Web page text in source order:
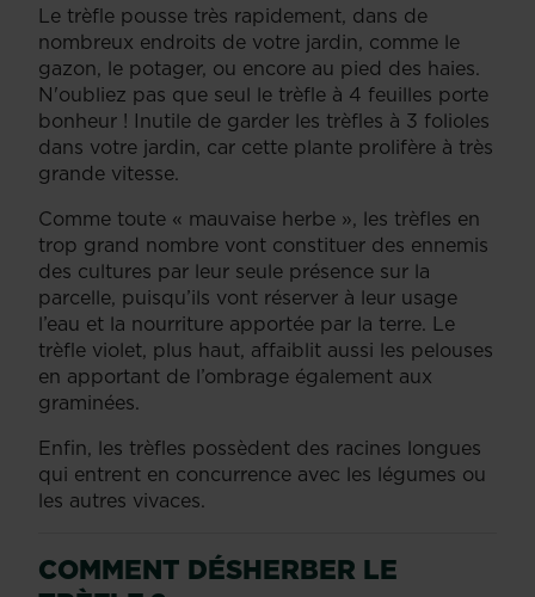
Le trèfle pousse très rapidement, dans de
nombreux endroits de votre jardin, comme le
gazon, le potager, ou encore au pied des haies.
N'oubliez pas que seul le trèfle à 4 feuilles porte
bonheur ! Inutile de garder les trèfles à 3 folioles
dans votre jardin, car cette plante prolifère à très
grande vitesse.
Comme toute « mauvaise herbe », les trèfles en
trop grand nombre vont constituer des ennemis
des cultures par leur seule présence sur la
parcelle, puisqu’ils vont réserver à leur usage
l’eau et la nourriture apportée par la terre. Le
trèfle violet, plus haut, affaiblit aussi les pelouses
en apportant de l’ombrage également aux
graminées.
Enfin, les trèfles possèdent des racines longues
qui entrent en concurrence avec les légumes ou
les autres vivaces.
COMMENT DÉSHERBER LE